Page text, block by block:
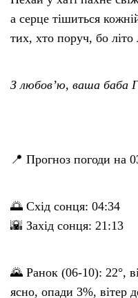
а серце тішиться
тих, хто поруч, бо
З любов’ю, ваша баба
📍 Прогноз погоди на
🌅 Схід сонця: 04:34
🌇 Захід сонця: 21:13
🌄 Ранок (06-10): 22°,
ясно, опади 3%, вітер